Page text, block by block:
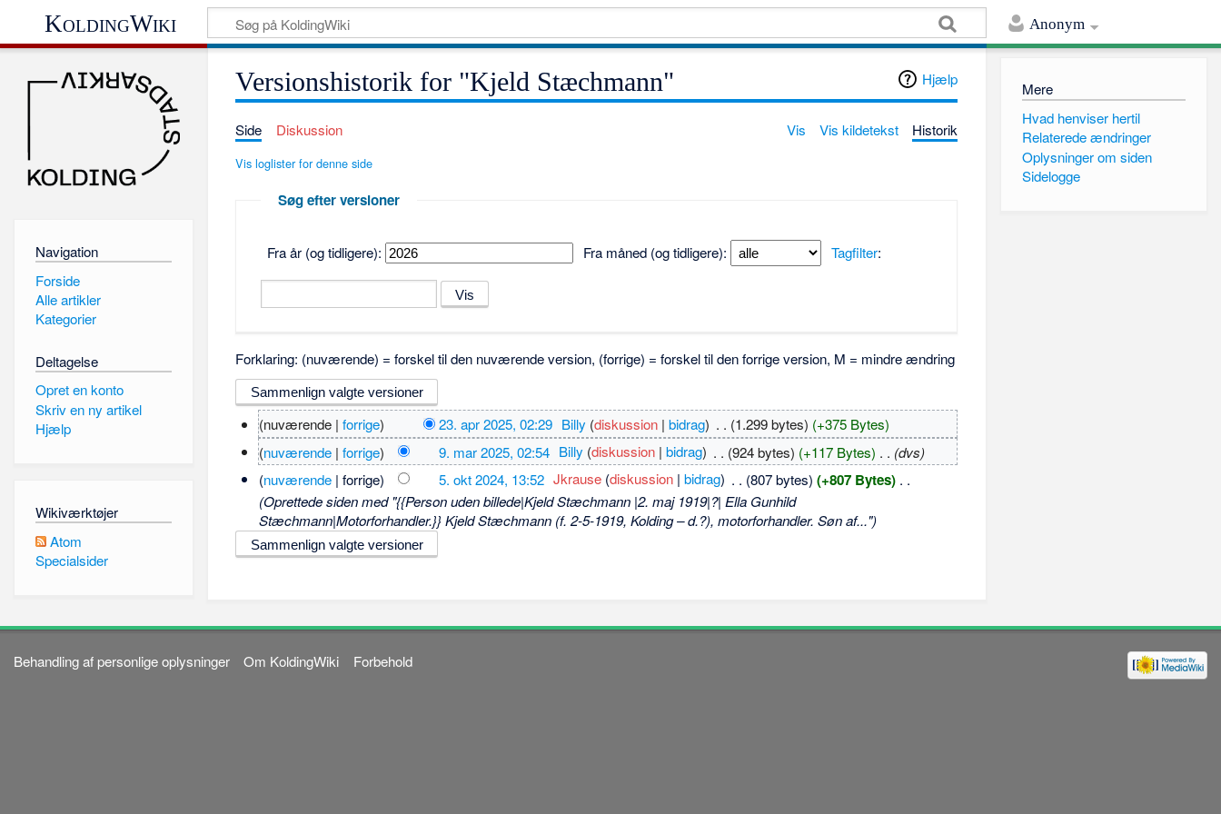
Anonym
KoldingWiki
Hjælp
Versionshistorik for "Kjeld Stæchmann"
Side Diskussion Vis Vis kildetekst Historik
Vis loglister for denne side
Søg efter versioner
Fra år (og tidligere): Fra måned (og tidligere): Tagfilter:
Forklaring: (nuværende) = forskel til den nuværende version, (forrige) = forskel til den forrige version, M = mindre ændring
(nuværende | forrige) 23. apr 2025, 02:29 Billy (diskussion |bidrag) . . (1.299 bytes) (+375 Bytes)
(nuværende| forrige) 9. mar 2025, 02:54 Billy (diskussion |bidrag) (924 bytes) (+117 Bytes)
(dvs)
(nuværende| forrige) 5. okt 2024, 13:52 Jkrause (diskussion |bidrag) . . (807 bytes) (+807 Bytes) . .
(Oprettede siden med "{{Person uden billede|Kjeld Stæchmann |2. maj 1919|?| Ella Gunhild
Stæchmann|Motorforhandler.}} Kjeld Stæchmann (f. 2-5-1919, Kolding – d.?), motorforhandler. Søn af...")
Navigation
Forside
Alle artikler
Kategorier
Deltagelse
Opret en konto
Skriv en ny artikel
Hjælp
Wikiværktøjer
Atom
Specialsider
Mere
Hvad henviser hertil
Relaterede ændringer
Oplysninger om siden
Sidelogge
Behandling af personlige oplysninger Om KoldingWiki Forbehold